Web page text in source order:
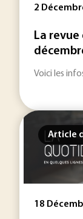
2
La
Voici les
Article
18